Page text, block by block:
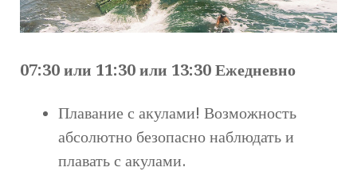
07:30 или 11:30 или 13:30 Ежедневно
Плавание с акулами! Возможность
абсолютно безопасно наблюдать и
плавать с акулами.